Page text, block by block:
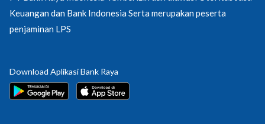
Keuangan dan Bank Indonesia Serta merupakan peserta
penjaminan LPS
Download Aplikasi Bank Raya